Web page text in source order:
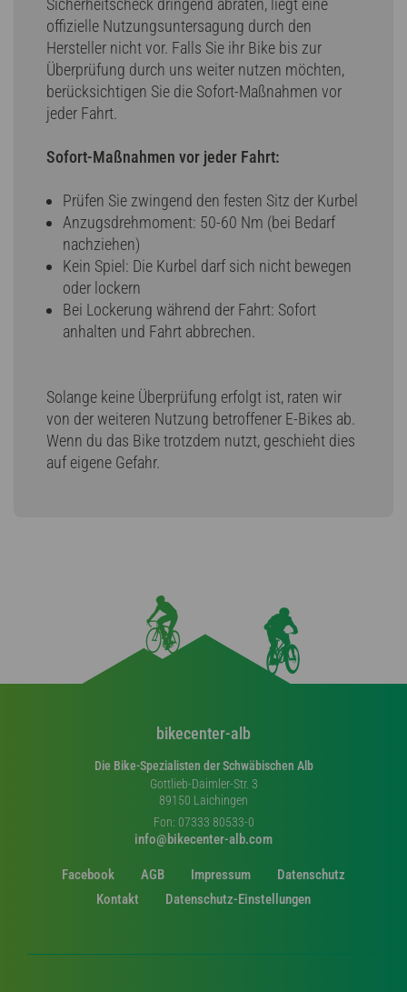
Sicherheitscheck dringend abraten, liegt eine
offizielle Nutzungsuntersagung durch den
Hersteller nicht vor. Falls Sie ihr Bike bis zur
Überprüfung durch uns weiter nutzen möchten,
berücksichtigen Sie die Sofort-Maßnahmen vor
jeder Fahrt.
Sofort-Maßnahmen vor jeder Fahrt:
Prüfen Sie zwingend den festen Sitz der Kurbel
Anzugsdrehmoment: 50-60 Nm (bei Bedarf
nachziehen)
Kein Spiel: Die Kurbel darf sich nicht bewegen
oder lockern
Bei Lockerung während der Fahrt: Sofort
anhalten und Fahrt abbrechen.
Solange keine Überprüfung erfolgt ist, raten wir
von der weiteren Nutzung betroffener E-Bikes ab.
Wenn du das Bike trotzdem nutzt, geschieht dies
auf eigene Gefahr.
bikecenter-alb
Die Bike-Spezialisten der Schwäbischen Alb
Gottlieb-Daimler-Str. 3
89150 Laichingen
Fon: 07333 80533-0
info@bikecenter-alb.com
Facebook AGB Impressum
Datenschutz
Kontakt
Datenschutz-Einstellungen